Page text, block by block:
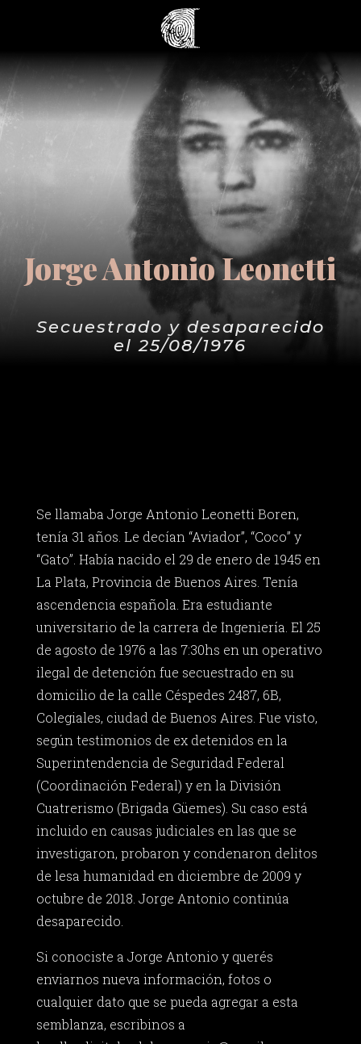
Jorge Antonio Leonetti
Secuestrado y desaparecido
el 25/08/1976
Se llamaba Jorge Antonio Leonetti Boren,
tenía 31 años. Le decían “Aviador”, “Coco” y
“Gato”. Había nacido el 29 de enero de 1945 en
La Plata, Provincia de Buenos Aires. Tenía
ascendencia española. Era estudiante
universitario de la carrera de Ingeniería. El 25
de agosto de 1976 a las 7:30hs en un operativo
ilegal de detención fue secuestrado en su
domicilio de la calle Céspedes 2487, 6B,
Colegiales, ciudad de Buenos Aires. Fue visto,
según testimonios de ex detenidos en la
Superintendencia de Seguridad Federal
(Coordinación Federal) y en la División
Cuatrerismo (Brigada Güemes). Su caso está
incluido en causas judiciales en las que se
investigaron, probaron y condenaron delitos
de lesa humanidad en diciembre de 2009 y
octubre de 2018. Jorge Antonio continúa
desaparecido.
Si conociste a Jorge Antonio y querés
enviarnos nueva información, fotos o
cualquier dato que se pueda agregar a esta
semblanza, escribinos a